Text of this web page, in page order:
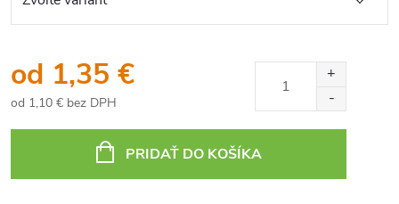
od 1,35 €
od 1,10 € bez DPH
cena:
PRIDAŤ DO KOŠÍKA